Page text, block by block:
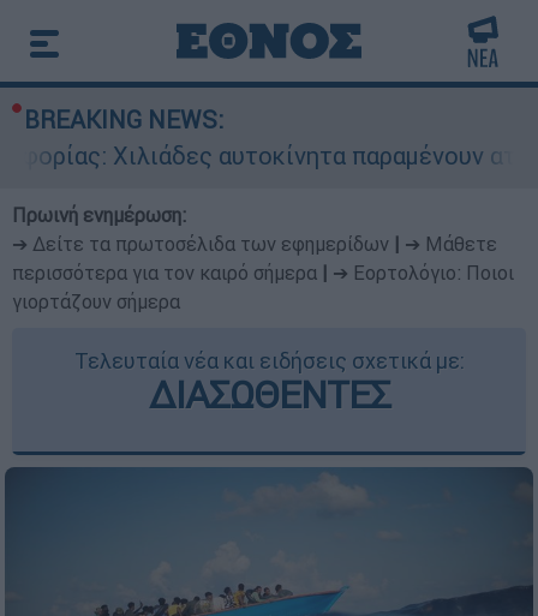
BREAKING NEWS:
αυτοκίνητα παραμένουν
Πρωινή ενημέρωση:
➔ Δείτε τα πρωτοσέλιδα των εφημερίδων
➔ Μάθετε
περισσότερα για τον καιρό σήμερα
➔ Εορτολόγιο: Ποιοι
γιορτάζουν σήμερα
Τελευταία νέα και ειδήσεις σχετικά με:
ΔΙΑΣΩΘΕΝΤΕΣ